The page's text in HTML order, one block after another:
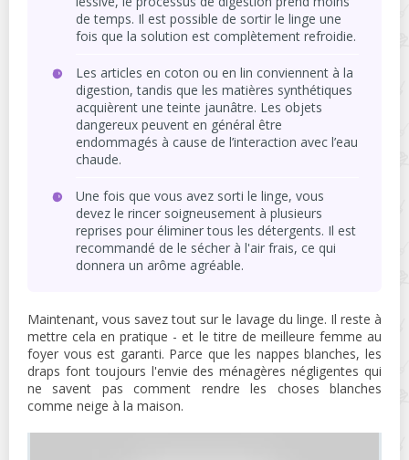
de temps. Il est possible de sortir le linge une
fois que la solution est complètement refroidie.
Les articles en coton ou en lin conviennent à la
digestion, tandis que les matières synthétiques
acquièrent une teinte jaunâtre. Les objets
dangereux peuvent en général être
endommagés à cause de l’interaction avec l’eau
chaude.
Une fois que vous avez sorti le linge, vous
devez le rincer soigneusement à plusieurs
reprises pour éliminer tous les détergents. Il est
recommandé de le sécher à l'air frais, ce qui
donnera un arôme agréable.
Maintenant, vous savez tout sur le lavage du linge. Il reste à
mettre cela en pratique - et le titre de meilleure femme au
foyer vous est garanti. Parce que les nappes blanches, les
draps font toujours l'envie des ménagères négligentes qui
ne savent pas comment rendre les choses blanches
comme neige à la maison.